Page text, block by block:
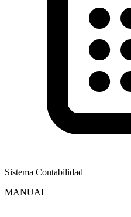
Sistema Contabilidad
MANUAL